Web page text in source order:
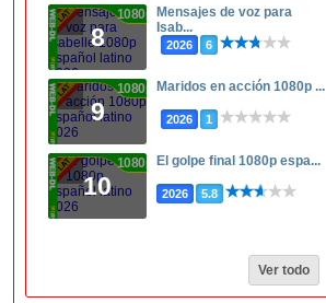
8
1080p
Mensajes de voz para
Isab...
2026 6
9
1080p Maridos en acción 1080p ...
2026 1
10
1080p El golpe final 1080p espa...
2026 5.8
Ver todo